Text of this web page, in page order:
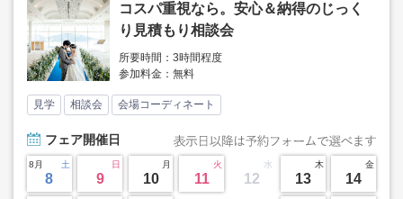
コスパ重視なら。安心＆納得のじっく
り見積もり相談会
所要時間：3時間程度
参加料金：無料
見学 相談会 会場コーディネート
フェア開催日
8月 土
8
日
9
月
10
火
11
水
12
木
13
金
14